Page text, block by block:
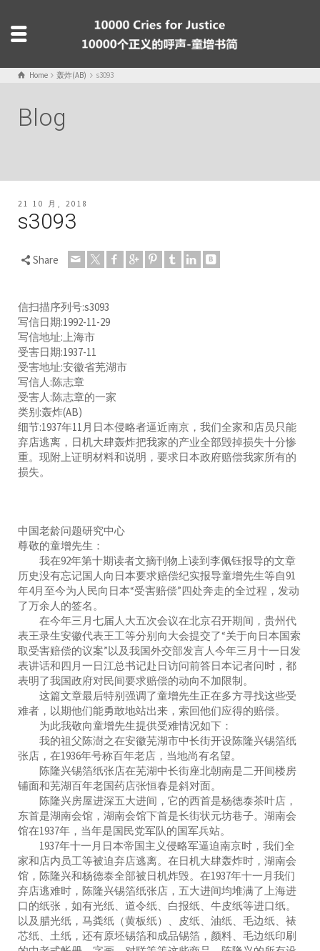
Home 轰炸(AB) s3093
Blog
21 10 月, 2018
s3093
Share
信扫描序列号:s3093
写信日期:1992-11-29
写信地址:上海市
受害日期:1937-11
受害地址:安徽省芜湖市
写信人:陈志章
受害人:陈志章的一家
类别:轰炸(AB)
细节:1937年11月日本侵略者逼近南京，我们全家和店员只能
弃店逃离，日机大肆轰炸把我家的产业全部毁掉损失十分惨
重。现附上证明材料和说明，要求日本政府赔偿我家所有的
损失。
中国老龄问题研究中心
尊敬的童增先生：
我在92年第十期读者文摘刊物上读到李佩钰报导的文章
历史没有忘记国人向日本要求赔偿纪实报导童增先生等自91
年4月至今为人民向日本“受害赔偿”四处奔走的全过程，发动
了万余人的签名。
在今年三月七届人大五次会议在北京召开期间，贵州代
表王录生安徽代表王工等分别向大会提交了“关于向日本国索
取受害赔偿的议案”以及我国外交部发言人今年三月十一日发
表讲话和四月一日江总书记赴日访问前答日本记者问时，都
表明了我国政府对民间要求赔偿的动向不加限制。
这篇文章最后特别强调了童增先生正在多方寻找这些受
难者，以期他们能勇敢地站出来，索回他们应得的赔偿。
为此我敬向童增先生提供受难情况如下：
我的祖父陈澍之在安徽芜湖市中长街开设陈隆兴锡箔纸
张店，在1936年号称百年老店，当地尚有名望。
陈隆兴锡箔纸张店在芜湖中长街座北朝南是二开间楼房
铺面和芜湖百年老国药店张恒春是斜对面。
陈隆兴房屋进深五大进间，它的西首是杨德泰茶叶店，
东首是湖南会馆，湖南会馆下首是长街状元坊巷子。湖南会
馆在1937年，当年是国民党军队的国军兵站。
1937年十一月日本帝国主义侵略军逼迫南京时，我们全
家和店内员工等被迫弃店逃离。在日机大肆轰炸时，湖南会
馆，陈隆兴和杨德泰全部被日机炸毁。在1937年十一月我们
弃店逃难时，陈隆兴锡箔纸张店，五大进间均堆满了上海进
口的纸张，如有光纸、道令纸、白报纸、牛皮纸等进口纸。
以及腊光纸，马粪纸（黄板纸）、皮纸、油纸、毛边纸、裱
芯纸、土纸，还有原坯锡箔和成品锡箔，颜料、毛边纸印刷